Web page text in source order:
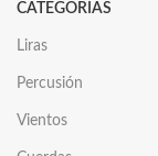
CATEGORÍAS
Liras
Percusión
Vientos